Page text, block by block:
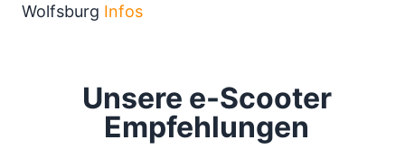
Wolfsburg Infos
Unsere e-Scooter
Empfehlungen